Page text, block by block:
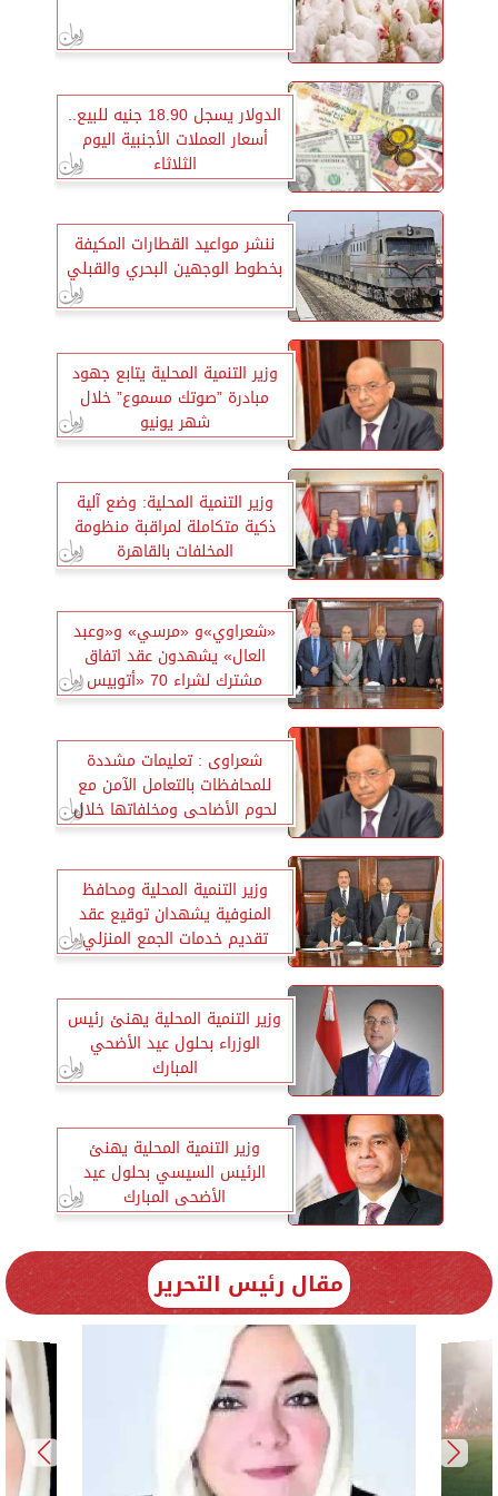
الدولار يسجل 18.90 جنيه للبيع..
أسعار العملات الأجنبية اليوم
الثلاثاء
ننشر مواعيد القطارات المكيفة
بخطوط الوجهين البحري والقبلي
وزير التنمية المحلية يتابع جهود
مبادرة ”صوتك مسموع” خلال
شهر يونيو
وزير التنمية المحلية: وضع آلية
ذكية متكاملة لمراقبة منظومة
المخلفات بالقاهرة
«شعراوي»و «مرسي» و«وعبد
العال» يشهدون عقد اتفاق
مشترك لشراء 70 «أتوبيس
كهربائي» محلى الصنع
شعراوى : تعليمات مشددة
للمحافظات بالتعامل الآمن مع
لحوم الأضاحى ومخلفاتها خلال
فترة عيد الاضحى
وزير التنمية المحلية ومحافظ
المنوفية يشهدان توقيع عقد
تقديم خدمات الجمع المنزلي
ونقل المخلفات البلدية الصلبة
وزير التنمية المحلية يهنئ رئيس
الوزراء بحلول عيد الأضحي
المبارك
وزير التنمية المحلية يهنئ
الرئيس السيسي بحلول عيد
الأضحى المبارك
مقال رئيس التحرير